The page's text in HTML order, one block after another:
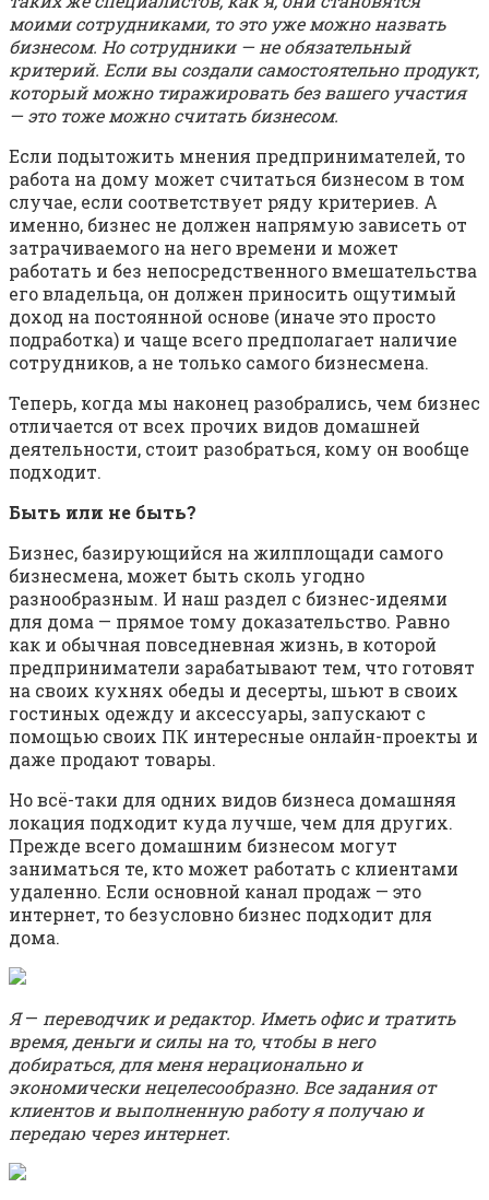
моими сотрудниками, то это уже можно назвать
бизнесом. Но сотрудники — не обязательный
критерий. Если вы создали самостоятельно продукт,
который можно тиражировать без вашего участия
— это тоже можно считать бизнесом.
Если подытожить мнения предпринимателей, то
работа на дому может считаться бизнесом в том
случае, если соответствует ряду критериев. А
именно, бизнес не должен напрямую зависеть от
затрачиваемого на него времени и может
работать и без непосредственного вмешательства
его владельца, он должен приносить ощутимый
доход на постоянной основе (иначе это просто
подработка) и чаще всего предполагает наличие
сотрудников, а не только самого бизнесмена.
Теперь, когда мы наконец разобрались, чем бизнес
отличается от всех прочих видов домашней
деятельности, стоит разобраться, кому он вообще
подходит.
Быть или не быть?
Бизнес, базирующийся на жилплощади самого
бизнесмена, может быть сколь угодно
разнообразным. И наш раздел с бизнес-идеями
для дома — прямое тому доказательство. Равно
как и обычная повседневная жизнь, в которой
предприниматели зарабатывают тем, что готовят
на своих кухнях обеды и десерты, шьют в своих
гостиных одежду и аксессуары, запускают с
помощью своих ПК интересные онлайн-проекты и
даже продают товары.
Но всё-таки для одних видов бизнеса домашняя
локация подходит куда лучше, чем для других.
Прежде всего домашним бизнесом могут
заниматься те, кто может работать с клиентами
удаленно. Если основной канал продаж — это
интернет, то безусловно бизнес подходит для
дома.
Я— переводчик и редактор. Иметь офис и тратить
время, деньги и силы на то, чтобы в него
добираться, для меня нерационально и
экономически нецелесообразно. Все задания от
клиентов и выполненную работу я получаю и
передаю через интернет.